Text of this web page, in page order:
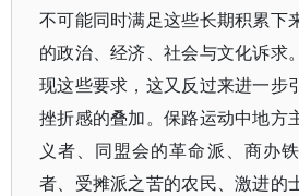
不可能同时满足这些长期积累下
的政治、经济、社会与文化诉求
现这些要求，这又反过来进一步
挫折感的叠加。保路运动中地方
义者、同盟会的革命派、商办
者、受摊派之苦的农民、激进的